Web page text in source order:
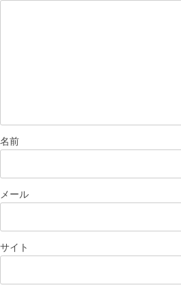
名前
メール
サイト